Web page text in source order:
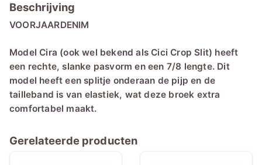
Beschrijving
VOORJAARDENIM
Model Cira (ook wel bekend als Cici Crop Slit) heeft
een rechte, slanke pasvorm en een 7/8 lengte. Dit
model heeft een splitje onderaan de pijp en de
tailleband is van elastiek, wat deze broek extra
comfortabel maakt.
Gerelateerde producten